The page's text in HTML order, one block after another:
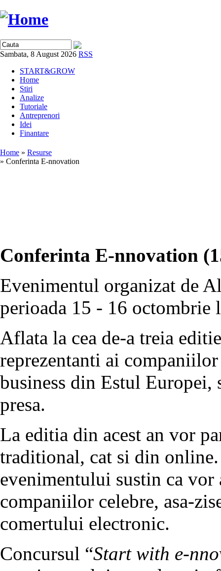
Sambata, 8 August 2026 RSS
START&GROW
Home
Stiri
Analize
Tutoriale
Antreprenori
Idei
Finantare
Home » Resurse
» Conferinta E-nnovation
Conferinta E-nnovation
Evenimentul organizat de
perioada 15 - 16 octombrie
Aflata la cea de-a treia
reprezentanti ai
business din Estul Europei,
presa.
La editia din acest an vor
traditional, cat si din
evenimentului sustin ca
companiilor celebre, asa-
comertului electronic.
Concursul “Start with e-